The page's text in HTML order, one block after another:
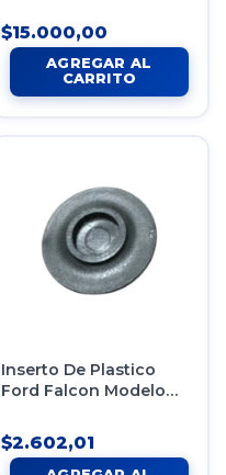
$15.000,00
Inserto De Plastico
Ford Falcon Modelo
$2.602,01